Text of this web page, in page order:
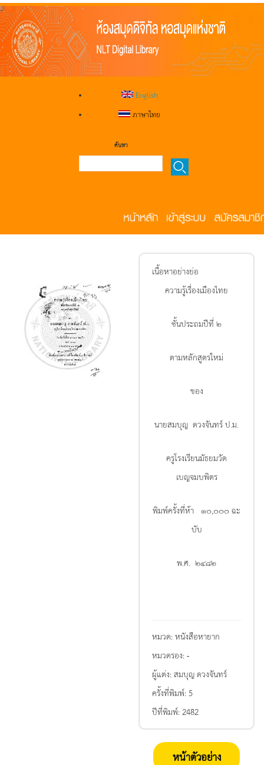
English
ภาษาไทย
ค้นหา
เนื้อหาอย่างย่อ
ความรู้เรื่องเมืองไทย
ชั้นประถมปีที่ ๒
ตามหลักสูตรใหม่
ของ
นายสมบุญ ดวงจันทร์ ป.ม.
ครูโรงเรียนมัธยมวัด
เบญจมบพิตร
พิมพ์ครั้งที่ห้า ๑๐,๐๐๐ ฉะ
บับ
พ.ศ. ๒๔๘๒
หมวด:หนังสือหายาก
หมวดรอง:-
ผู้แต่ง:สมบุญ ดวงจันทร์
ครั้งที่พิมพ์:5
ปีที่พิมพ์:2482
หน้าตัวอย่าง